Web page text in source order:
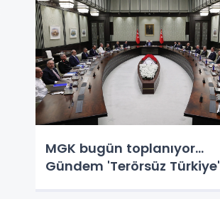
MGK bugün toplanıyor...
Gündem 'Terörsüz Türkiye'